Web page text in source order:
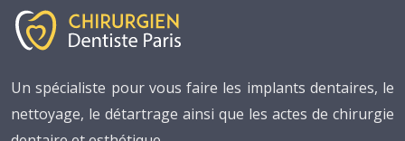
Un spécialiste pour vous faire les implants dentaires, le
nettoyage, le détartrage ainsi que les actes de chirurgie